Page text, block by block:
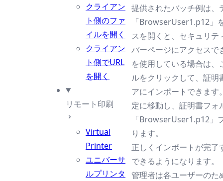
クライアン
ト側のファ
イルを開く
クライアン
ト側でURL
を開く
リモート印刷
Virtual
Printer
ユニバーサ
ルプリンタ
提供されたバッチ例は、
「BrowserUser1.p12」
スを開くと、セキュリ
バーページにアクセス
を使用している場合は
ルをクリックして、証
アにインポートできま
定に移動し、証明書フォ
「BrowserUser1.p12」
ります。
正しくインポートが完了
できるようになります。
管理者は各ユーザーのた